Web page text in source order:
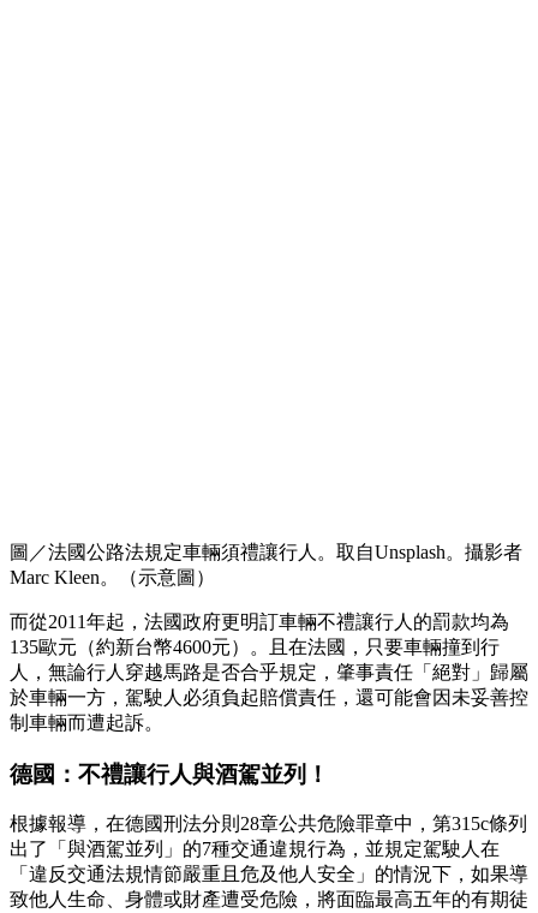
圖／法國公路法規定車輛須禮讓行人。取自Unsplash。攝影者
Marc Kleen。（示意圖）
而從2011年起，法國政府更明訂車輛不禮讓行人的罰款均為
135歐元（約新台幣4600元）。且在法國，只要車輛撞到行
人，無論行人穿越馬路是否合乎規定，肇事責任「絕對」歸屬
於車輛一方，駕駛人必須負起賠償責任，還可能會因未妥善控
制車輛而遭起訴。
德國：不禮讓行人與酒駕並列！
根據報導，在德國刑法分則28章公共危險罪章中，第315c條列
出了「與酒駕並列」的7種交通違規行為，並規定駕駛人在
「違反交通法規情節嚴重且危及他人安全」的情況下，如果導
致他人生命、身體或財產遭受危險，將面臨最高五年的有期徒